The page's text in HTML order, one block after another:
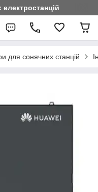
для сонячних станцій